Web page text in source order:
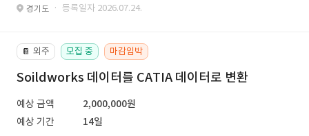
경기도 · 등록일자 2026.07.24.
📔 외주 모집 중 마감임박
Soildworks 데이터를 CATIA 데이터로 변환
예상 금액
2,000,000원
예상 기간
14일